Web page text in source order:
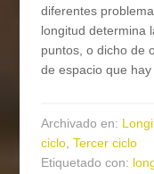
diferentes
longitud determina
puntos, o dicho de
de espacio que
Archivado en:
ciclo,Tercer ciclo
Etiquetado con: